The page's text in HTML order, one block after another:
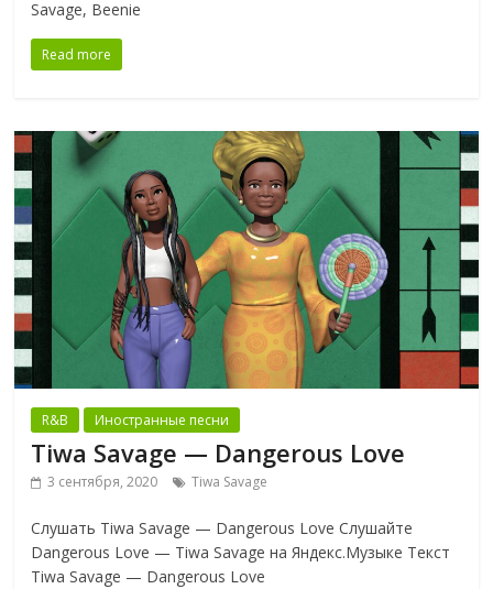
Savage, Beenie
Read more
R&B Иностранные песни
Tiwa Savage — Dangerous Love
3 сентября, 2020 Tiwa Savage
Слушать Tiwa Savage — Dangerous Love Слушайте
Dangerous Love — Tiwa Savage на Яндекс.Музыке Текст
Tiwa Savage — Dangerous Love